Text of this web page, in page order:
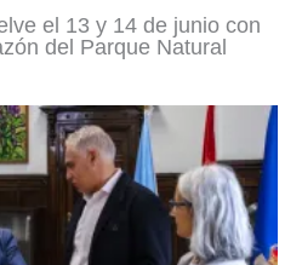
el 13 y 14 de junio con
del Parque Natural